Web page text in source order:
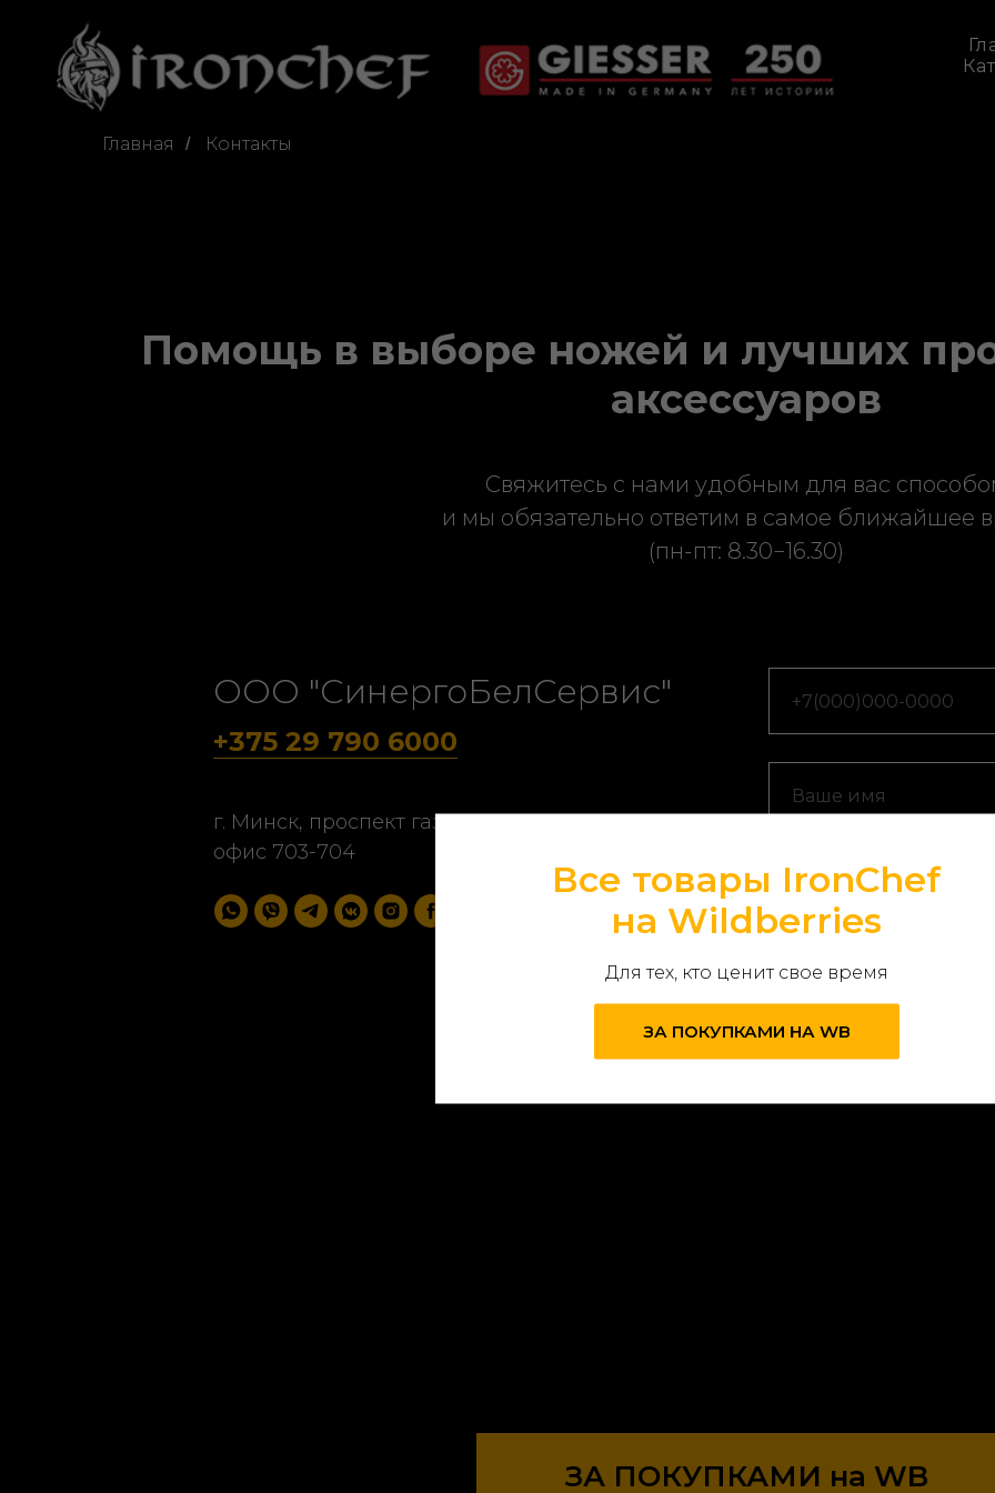
Все товары IronChef
на Wildberries
Для тех, кто ценит свое время
ЗА ПОКУПКАМИ НА WB
Главная / Контакты
Помощь в выборе ножей и лучших
аксессуаров
Свяжитесь с нами удобным для вас
и мы обязательно ответим в самое ближайшее
(пн-пт: 8.30−16.30)
ООО "СинергоБелСервис"
+375 29 790 6000
г. Минск, проспект газеты "Звязда", д.47,
офис 703-704
Отправить
Нажимая кнопку
ЗА ПОКУПКАМИ на WB